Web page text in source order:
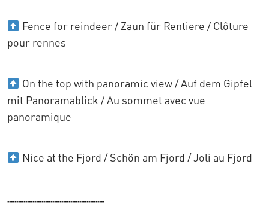
Fence for reindeer / Zaun für Rentiere / Clôture
pour rennes
On the top with panoramic view / Auf dem Gipfel
mit Panoramablick / Au sommet avec vue
panoramique
Nice at the Fjord / Schön am Fjord / Joli au Fjord
......................................................